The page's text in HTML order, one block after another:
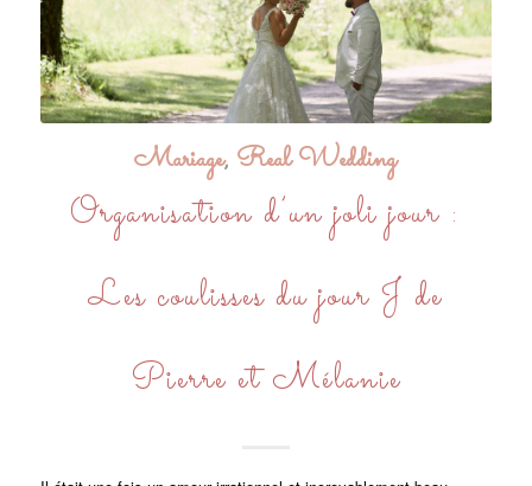
Mariage, Real Wedding
Organisation d’un joli jour :
Les coulisses du jour J de
Pierre et Mélanie